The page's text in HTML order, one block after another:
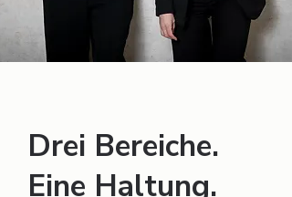
Drei Bereiche.
Eine Haltung.